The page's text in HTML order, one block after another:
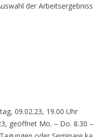
der
09.02.23, 19.00 Uhr
geöffnet Mo. – Do. 8.30